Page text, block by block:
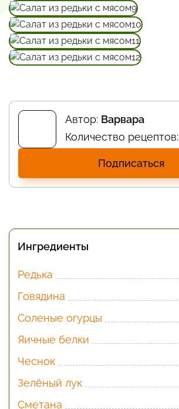
Автор: Варвара
Количество рецептов:
Подписаться
Ингредиенты
Редька
Говядина
Соленые огурцы
Яичные белки
Чеснок
Зелёный лук
Сметана